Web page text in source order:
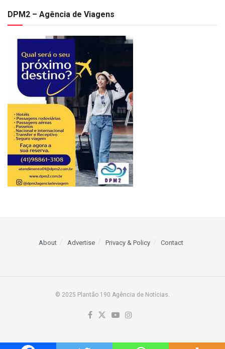
DPM2 – Agência de Viagens
About Advertise Privacy & Policy Contact
© 2025 Plantão 190 Agência de Notícias.